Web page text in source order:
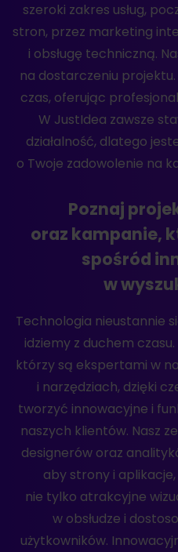
szeroki zakres usług,
stron, przez marketing
i obsługę techniczną.
na dostarczeniu
czas, oferując
W JustIdea zawsze
działalność, dlatego
o Twoje zadowolenie na
Poznaj
oraz kampanie,
spośród
w
Technologia nieustannie
idziemy z duchem
którzy są ekspertami w
i narzędziach, dzięki
tworzyć innowacyjne i
naszych klientów. Nasz
designerów oraz
aby strony i
nie tylko atrakcyjne
w obsłudze i
użytkowników.